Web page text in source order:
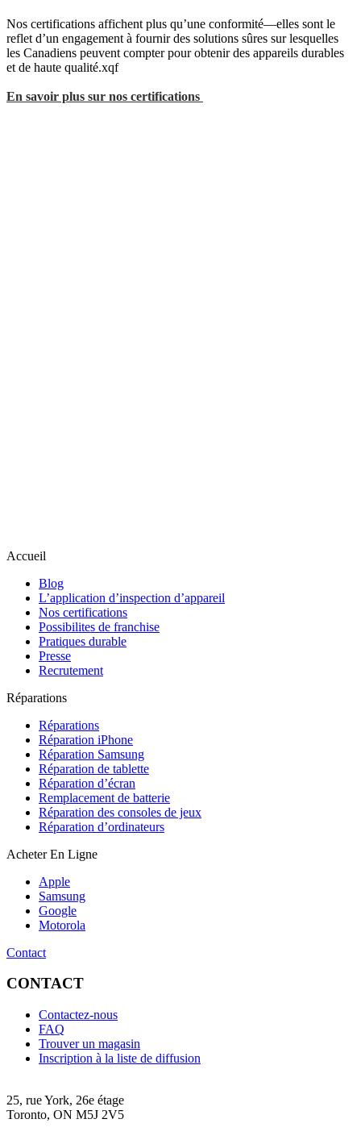
Nos certifications affichent plus qu’une conformité—elles sont le
reflet d’un engagement à fournir des solutions sûres sur lesquelles
les Canadiens peuvent compter pour obtenir des appareils durables
et de haute qualité.xqf
En savoir plus sur nos certifications
Accueil
Blog
L’application d’inspection d’appareil
Nos certifications
Possibilites de franchise
Pratiques durable
Presse
Recrutement
Réparations
Réparations
Réparation iPhone
Réparation Samsung
Réparation de tablette
Réparation d’écran
Remplacement de batterie
Réparation des consoles de jeux
Réparation d’ordinateurs
Acheter En Ligne
Apple
Samsung
Google
Motorola
Contact
CONTACT
Contactez-nous
FAQ
Trouver un magasin
Inscription à la liste de diffusion
25, rue York, 26e étage
Toronto, ON M5J 2V5